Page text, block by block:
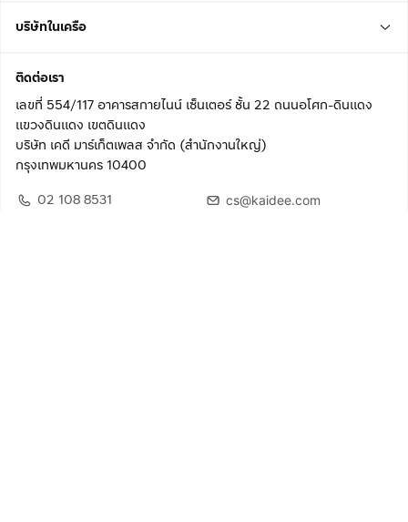
บริษัทในเครือ
ติดต่อเรา
เลขที่ 554/117 อาคารสกายไนน์ เซ็นเตอร์ ชั้น 22 ถนนอโศก-ดินแดง
แขวงดินแดง เขตดินแดง
บริษัท เคดี มาร์เก็ตเพลส จำกัด (สำนักงานใหญ่)
กรุงเทพมหานคร 10400
02 108 8531
cs@kaidee.com